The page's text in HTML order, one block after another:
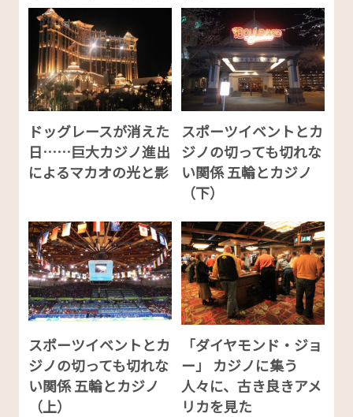
ドッグレースが消えた
日……巨大カジノ進出
によるマカオの光と影
スポーツイベントとカ
ジノの切っても切れな
い関係 五輪とカジノ
（下）
スポーツイベントとカ
ジノの切っても切れな
い関係 五輪とカジノ
（上）
「ダイヤモンド・ジョ
ー」 カジノに集う
人々に、古き良きアメ
リカを見た